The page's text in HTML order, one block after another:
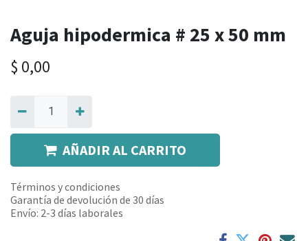
Aguja hipodermica # 25 x 50 mm
$ 0,00
AÑADIR AL CARRITO
Términos y condiciones
Garantía de devolución de 30 días
Envío: 2-3 días laborales